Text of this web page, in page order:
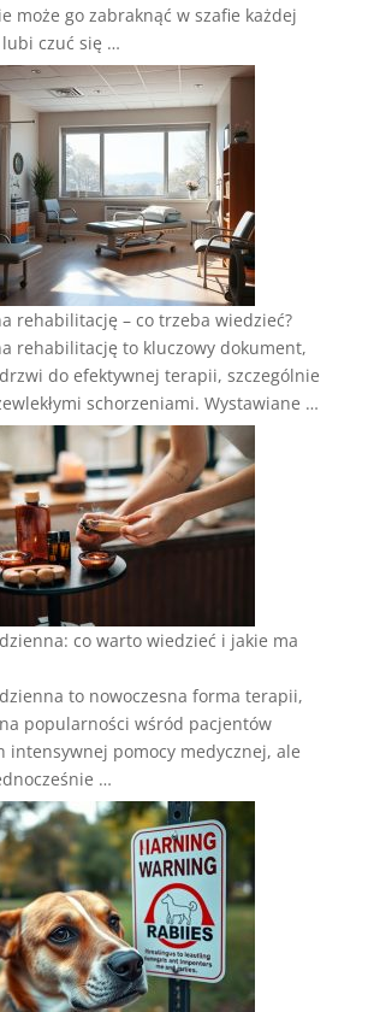
może go zabraknąć w szafie każdej
czuć się …
rehabilitację – co trzeba wiedzieć?
rehabilitację to kluczowy dokument,
do efektywnej terapii, szczególnie
schorzeniami. Wystawiane …
co warto wiedzieć i jakie ma
to nowoczesna forma terapii,
popularności wśród pacjentów
intensywnej pomocy medycznej, ale
…